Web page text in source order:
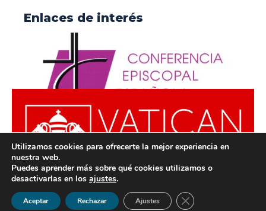
Enlaces de interés
© ODISUR | Todos los derechos reservados |Política de
Privacidad
Aviso Legal
Utilizamos cookies para ofrecerte la mejor experiencia en
nuestra web.
Puedes aprender más sobre qué cookies utilizamos o
desactivarlas en los ajustes.
Aceptar Rechazar Ajustes Cerrar el banner de